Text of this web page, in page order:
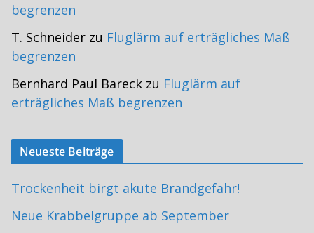
begrenzen
T. Schneider zu Fluglärm auf erträgliches Maß
begrenzen
Bernhard Paul Bareck zu Fluglärm auf
erträgliches Maß begrenzen
Neueste Beiträge
Trockenheit birgt akute Brandgefahr!
Neue Krabbelgruppe ab September